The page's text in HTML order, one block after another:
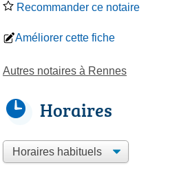
Recommander ce notaire
Améliorer cette fiche
Autres notaires à Rennes
Horaires